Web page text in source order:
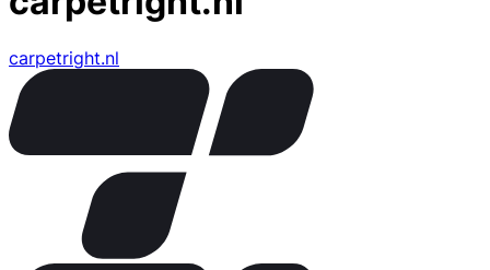
carpetright.nl